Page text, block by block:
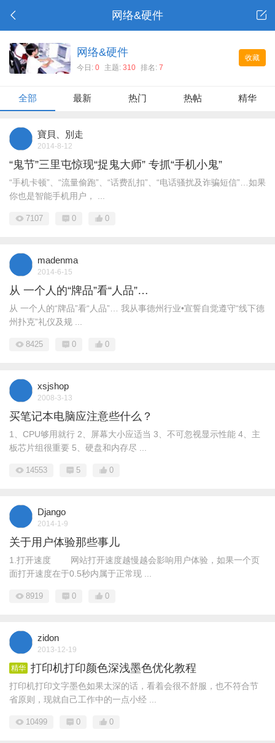
网络&硬件
收藏
网络&硬件
今日: 0 主题: 310 排名: 7
全部 最新 热门 热帖 精华
寶貝、別走
2014-8-12
“鬼节”三里屯惊现“捉鬼大师” 专抓“手机小鬼”
“手机卡顿”、“流量偷跑”、“话费乱扣”、“电话骚扰及诈骗短信”…如果
你也是智能手机用户， ...
7107 0 0
madenma
2014-6-15
从 一个人的“牌品”看“人品”…
从 一个人的“牌品”看“人品”… 我从事德州行业•宣誓自觉遵守“线下德
州扑克”礼仪及规 ...
8425 0 0
xsjshop
2008-3-13
买笔记本电脑应注意些什么？
1、CPU够用就行 2、屏幕大小应适当 3、不可忽视显示性能 4、主
板芯片组很重要 5、硬盘和内存尽 ...
14553 5 0
Django
2014-1-9
关于用户体验那些事儿
1.打开速度 网站打开速度越慢越会影响用户体验，如果一个页
面打开速度在于0.5秒内属于正常现 ...
8919 0 0
zidon
2013-12-19
精华 打印机打印颜色深浅墨色优化教程
打印机打印文字墨色如果太深的话，看着会很不舒服，也不符合节
省原则，现就自己工作中的一点小经 ...
10499 0 0